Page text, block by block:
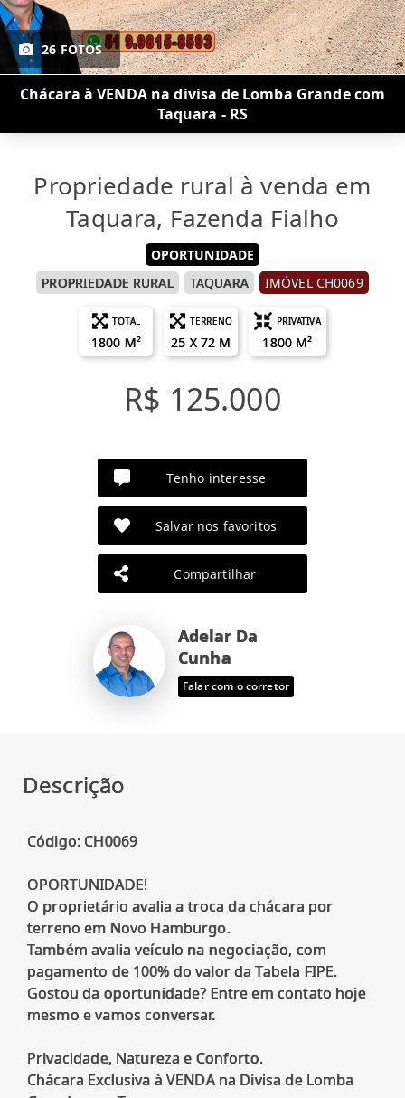
26 FOTOS
Chácara à VENDA na divisa de Lomba Grande com
Taquara - RS
Propriedade rural à venda em
Taquara, Fazenda Fialho
OPORTUNIDADE
PROPRIEDADE RURAL
TAQUARA IMÓVEL CH0069
TOTAL
1800 M²
TERRENO
25 X 72 M
PRIVATIVA
1800 M²
R$ 125.000
Tenho interesse
Salvar nos favoritos
Compartilhar
Adelar Da
Cunha
Falar com o corretor
Descrição
Código: CH0069
OPORTUNIDADE!
O proprietário avalia a troca da chácara por
terreno em Novo Hamburgo.
Também avalia veículo na negociação, com
pagamento de 100% do valor da Tabela FIPE.
Gostou da oportunidade? Entre em contato hoje
mesmo e vamos conversar.
Privacidade, Natureza e Conforto.
Chácara Exclusiva à VENDA na Divisa de Lomba